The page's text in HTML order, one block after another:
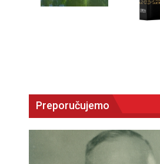
Preporučujemo